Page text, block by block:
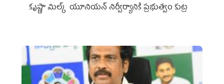
కృష్ణా మిల్క్‌ యూనియన్‌ నిర్వీర్యానికి ప్రభుత్వం కుట్ర